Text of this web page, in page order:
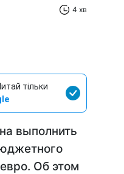
4 хв
тільки
выполнить
Об этом